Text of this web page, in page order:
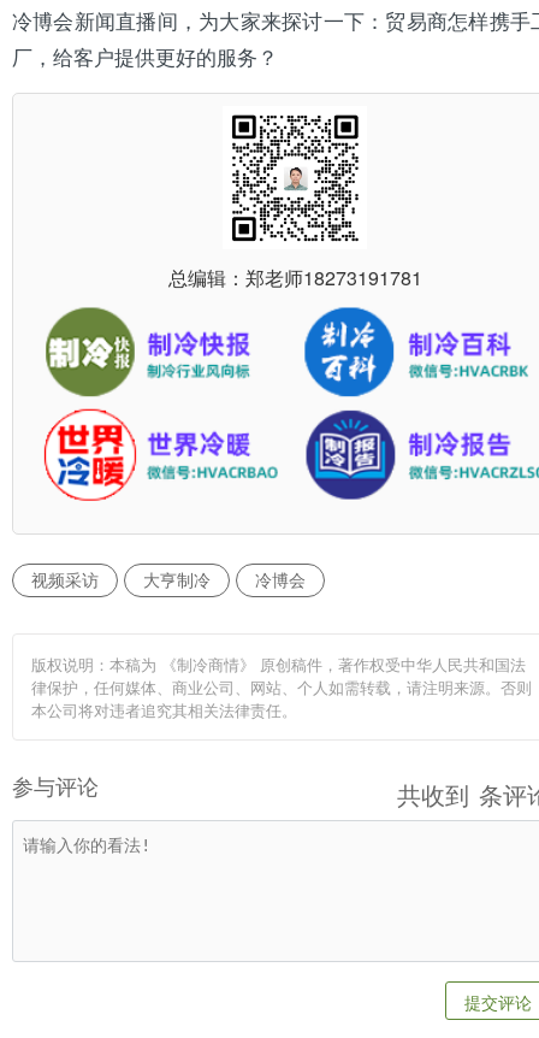
冷博会新闻直播间，为大家来探讨一下：贸易商怎样携手
厂，给客户提供更好的服务？
总编辑：郑老师18273191781
视频采访 大亨制冷 冷博会
版权说明：本稿为 《制冷商情》 原创稿件，著作权受中华人民共和国法
律保护，任何媒体、商业公司、网站、个人如需转载，请注明来源。否则
本公司将对违者追究其相关法律责任。
参与评论 共收到 条评
提交评论